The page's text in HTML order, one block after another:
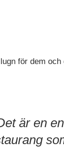
för dem och
är en